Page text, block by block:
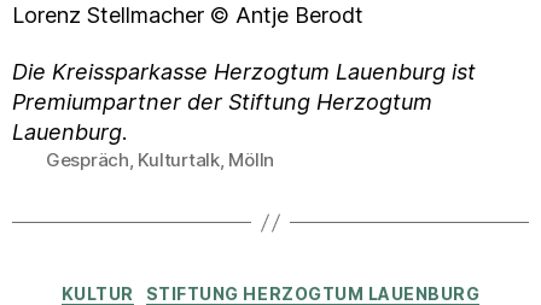
Lorenz Stellmacher © Antje Berodt
Die Kreissparkasse Herzogtum Lauenburg ist
Premiumpartner der Stiftung Herzogtum
Lauenburg.
Schlagwörter
Gespräch, Kulturtalk, Mölln
Kategorien
KULTUR STIFTUNG HERZOGTUM LAUENBURG